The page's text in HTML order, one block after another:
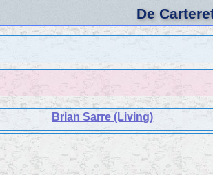
De
Brian Sarre (Living)